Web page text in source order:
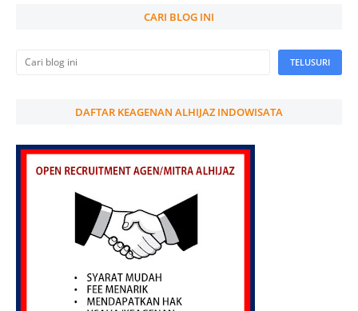
CARI BLOG INI
DAFTAR KEAGENAN ALHIJAZ INDOWISATA